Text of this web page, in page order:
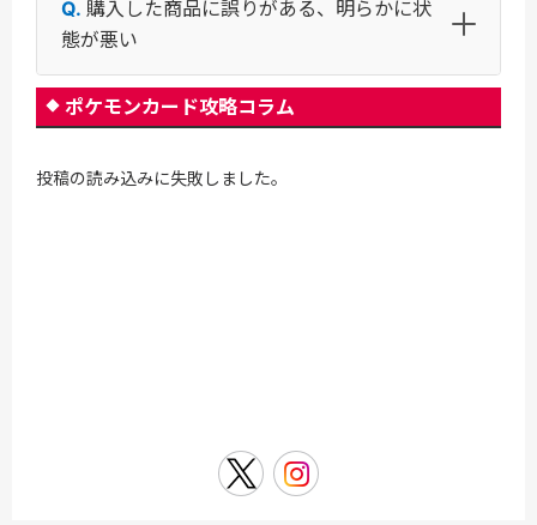
購入した商品に誤りがある、明らかに状
態が悪い
ポケモンカード攻略コラム
投稿の読み込みに失敗しました。